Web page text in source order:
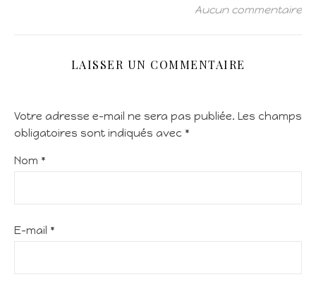
Aucun commentaire
LAISSER UN COMMENTAIRE
Votre adresse e-mail ne sera pas publiée. Les champs
obligatoires sont indiqués avec *
Nom *
E-mail *